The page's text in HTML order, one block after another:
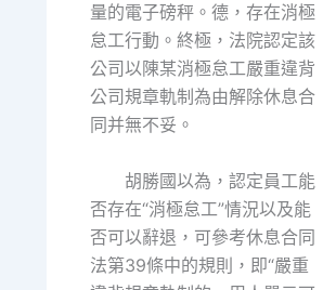
量的電子磅秤。德，存在消極
怠工行動。終極，法院認定該
公司以陳某消極怠工嚴重違背
公司規章軌制為由解除休息合
同并無不妥。
胡勝國以為，認定員工能
否存在“消極怠工”情況以及能
否可以辭退，可參考休息合同
法第39條中的規則，即“嚴重